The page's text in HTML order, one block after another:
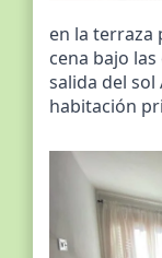
en la terraza
cena bajo
salida del sol
habitación